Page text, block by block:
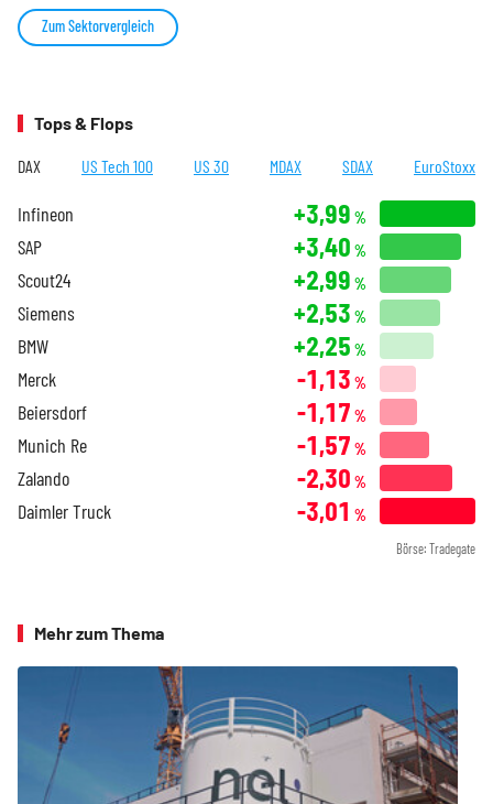
Zum Sektorvergleich
Tops & Flops
DAX US Tech 100 US 30 MDAX SDAX EuroStoxx
Infineon +3,99 %
SAP +3,40 %
Scout24 +2,99 %
Siemens +2,53 %
BMW +2,25 %
Merck -1,13 %
Beiersdorf -1,17 %
Munich Re -1,57 %
Zalando -2,30 %
Daimler Truck -3,01 %
Börse: Tradegate
Mehr zum Thema